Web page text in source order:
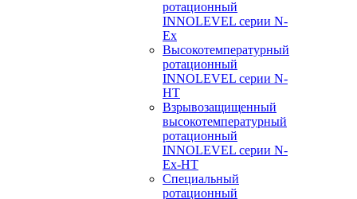
ротационный
INNOLEVEL серии N-
Ex
Высокотемпературный
ротационный
INNOLEVEL серии N-
HT
Взрывозащищенный
высокотемпературный
ротационный
INNOLEVEL серии N-
Ex-HT
Специальный
ротационный